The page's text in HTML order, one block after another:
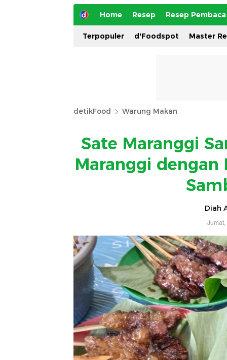
Home Resep Resep Pembaca
Terpopuler d'Foodspot Master
detikFood Warung Makan
Sate Maranggi
Maranggi dengan
Diah